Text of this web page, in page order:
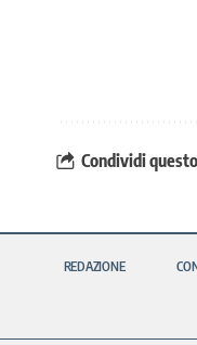
Condividi
REDAZIONE